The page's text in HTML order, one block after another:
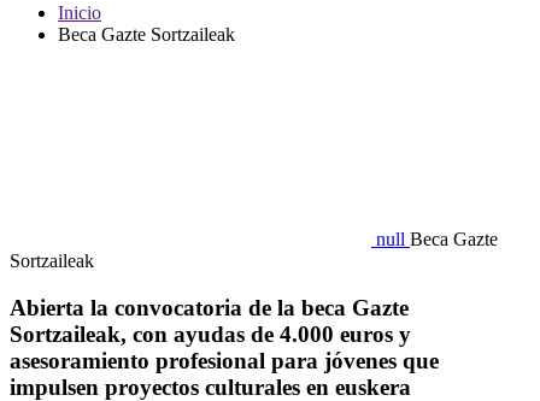
Inicio
Beca Gazte Sortzaileak
null Beca Gazte
Sortzaileak
Abierta la convocatoria de la beca Gazte
Sortzaileak, con ayudas de 4.000 euros y
asesoramiento profesional para jóvenes que
impulsen proyectos culturales en euskera